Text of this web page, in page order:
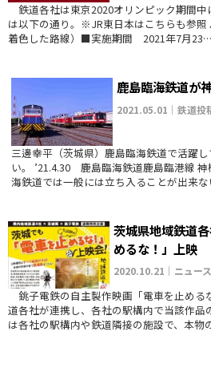
鉄道各社は東京2020オリンピック期間
は以下の通り。※JR東日本はこちらも参
着色した路線）■実施期間 2021年7月23…
鹿島臨海鉄道が
2021.05.01｜鉄道投
三邊幸平（茨城県）鹿島臨海鉄道で活躍
い。 ’21.4.30 鹿島臨海鉄道鹿島臨港線
海鉄道では一般には立ち入ることが出来
茨城県地域鉄道
めるな！」上映
2020.10.21｜ニュース
銚子電鉄の自主製作映画「電車を止める
道各社が連携し、各社の駅構内で当該作
は各社の駅構内や鉄道隣接の施設で、本物